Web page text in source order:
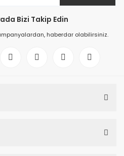
Bizi Takip Edin
haberdar olabilirsiniz.